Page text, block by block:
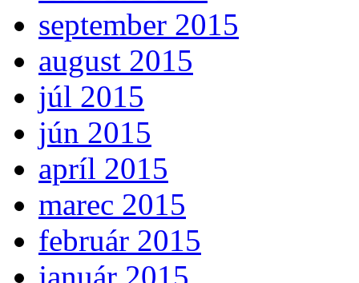
september 2015
august 2015
júl 2015
jún 2015
apríl 2015
marec 2015
február 2015
január 2015